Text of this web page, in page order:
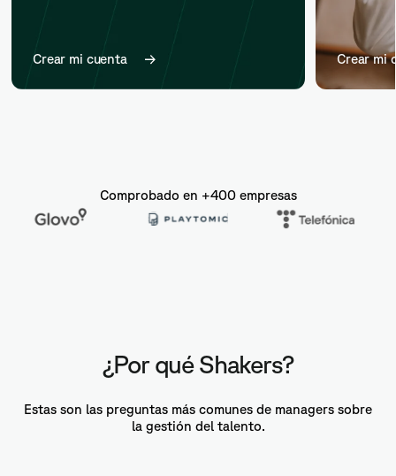
Crear mi cuenta Crear mi
Comprobado en +400 empresas
¿Por qué Shakers?
Estas son las preguntas más comunes de managers sobre
la gestión del talento.